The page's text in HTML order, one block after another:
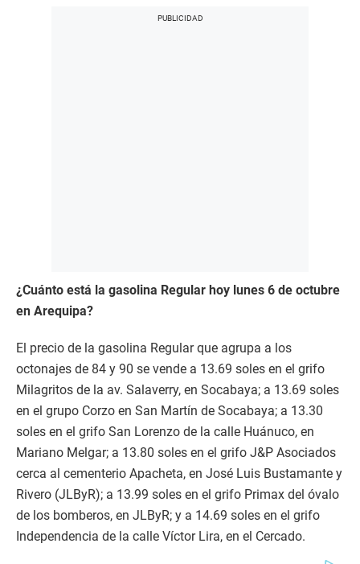
¿Cuánto está la gasolina Regular hoy lunes 6 de octubre
en Arequipa?
El precio de la gasolina Regular que agrupa a los
octonajes de 84 y 90 se vende a 13.69 soles en el grifo
Milagritos de la av. Salaverry, en Socabaya; a 13.69 soles
en el grupo Corzo en San Martín de Socabaya; a 13.30
soles en el grifo San Lorenzo de la calle Huánuco, en
Mariano Melgar; a 13.80 soles en el grifo J&P Asociados
cerca al cementerio Apacheta, en José Luis Bustamante y
Rivero (JLByR); a 13.99 soles en el grifo Primax del óvalo
de los bomberos, en JLByR; y a 14.69 soles en el grifo
Independencia de la calle Víctor Lira, en el Cercado.